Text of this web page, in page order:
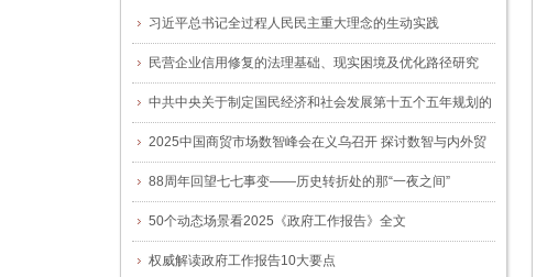
习近平总书记全过程人民民主重大理念的生动实践
民营企业信用修复的法理基础、现实困境及优化路径研究
中共中央关于制定国民经济和社会发展第十五个五年规划的
建议
2025中国商贸市场数智峰会在义乌召开 探讨数智与内外贸
融合新路径
88周年回望七七事变——历史转折处的那“一夜之间”
50个动态场景看2025《政府工作报告》全文
权威解读政府工作报告10大要点